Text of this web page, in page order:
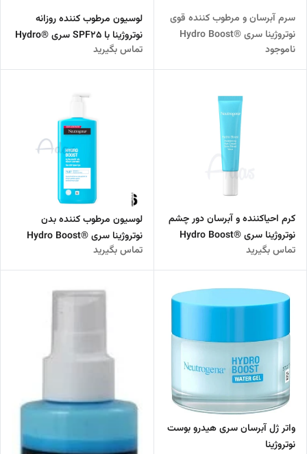
سرم آبرسان و مرطوب کننده قوی
نوتروژینا سری ®Hydro Boost
ناموجود
لوسیون مرطوب کننده روزانه
نوتروژینا با SPF25 سری ®Hydro
Boost
تماس بگیرید
کرم احیاکننده و آبرسان دور چشم
نوتروژینا سری ®Hydro Boost
تماس بگیرید
لوسیون مرطوب کننده بدن
نوتروژینا سری ®Hydro Boost
تماس بگیرید
واتر ژل آبرسان سری هیدرو بوست
نوتروژینا